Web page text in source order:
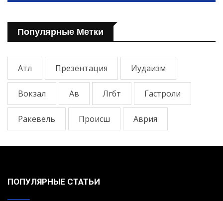
Популярные Метки
Атл Презентация Иудаизм
Вокзал Ав Лгбт Гастроли
Ракевель Происш Аврия
ПОПУЛЯРНЫЕ СТАТЬИ